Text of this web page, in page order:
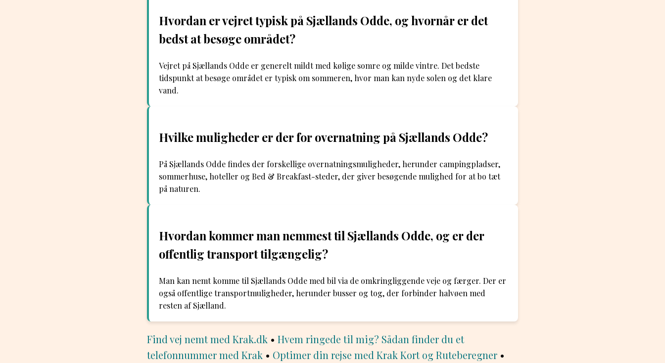
Hvordan er vejret typisk på Sjællands Odde, og hvornår er det
bedst at besøge området?
Vejret på Sjællands Odde er generelt mildt med kølige somre og milde vintre. Det bedste
tidspunkt at besøge området er typisk om sommeren, hvor man kan nyde solen og det klare
vand.
Hvilke muligheder er der for overnatning på Sjællands Odde?
På Sjællands Odde findes der forskellige overnatningsmuligheder, herunder campingpladser,
sommerhuse, hoteller og Bed & Breakfast-steder, der giver besøgende mulighed for at bo tæt
på naturen.
Hvordan kommer man nemmest til Sjællands Odde, og er der
offentlig transport tilgængelig?
Man kan nemt komme til Sjællands Odde med bil via de omkringliggende veje og færger. Der er
også offentlige transportmuligheder, herunder busser og tog, der forbinder halvøen med
resten af Sjælland.
Find vej nemt med Krak.dk • Hvem ringede til mig? Sådan finder du et
telefonnummer med Krak • Optimer din rejse med Krak Kort og Ruteberegner •